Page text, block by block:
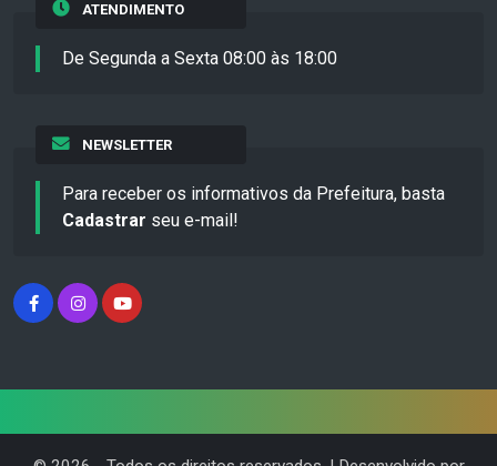
ATENDIMENTO
De Segunda a Sexta 08:00 às 18:00
NEWSLETTER
Para receber os informativos da Prefeitura, basta
Cadastrar seu e-mail!